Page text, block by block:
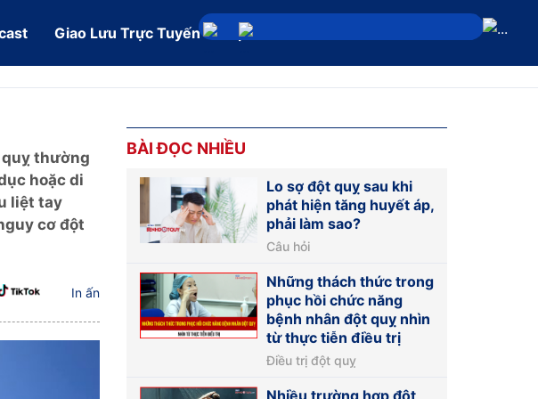
Giao Lưu Trực Tuyến Địa chỉ
quỵ thường
hoặc di
liệt tay
cơ đột
In ấn
BÀI ĐỌC NHIỀU
Lo sợ đột quỵ sau khi
phát hiện tăng huyết áp,
phải làm sao?
Câu hỏi
Những thách thức trong
phục hồi chức năng
bệnh nhân đột quỵ nhìn
từ thực tiễn điều trị
Điều trị đột quỵ
Nhiều trường hợp đột